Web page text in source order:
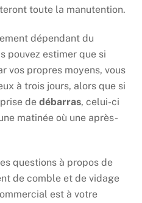
toute la manutention.
dépendant du
pouvez estimer que si
vos propres moyens, vous
à trois jours, alors que si
dedébarras, celui-ci
matinée où une après-
questions à propos de
de comble et de vidage
est à votre